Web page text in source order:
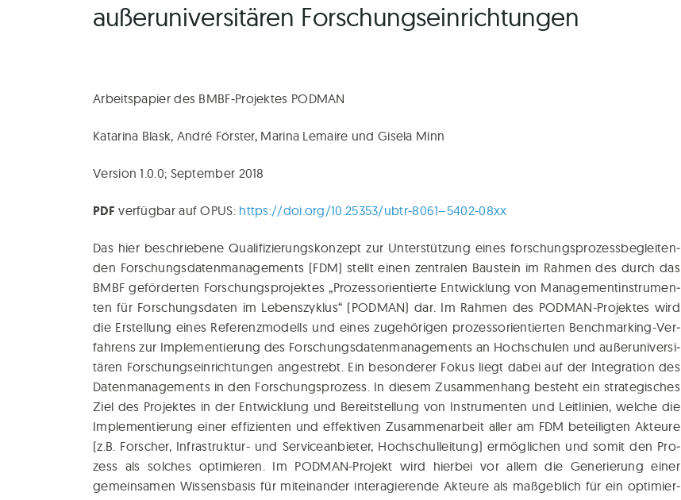
außeruniversitären Forschungseinrichtungen
Arbeits­pa­pier des BMBF-Pro­jek­tes PODMAN
Kata­ri­na Blask, André Förs­ter, Mari­na Lemai­re und Gise­la Minn
Ver­si­on 1.0.0; Sep­tem­ber 2018
PDF ver­füg­bar auf OPUS: https://doi.org/10.25353/ubtr-8061–5402-08xx
Das hier beschrie­be­ne Qua­li­fi­zie­rungs­kon­zept zur Unter­stüt­zung eines for­schungs­pro­zess­be­glei­ten­
den For­schungs­da­ten­ma­nage­ments (FDM) stellt einen zen­tra­len Bau­stein im Rah­men des durch das
BMBF geför­der­ten For­schungs­pro­jek­tes „Pro­zess­ori­en­tier­te Ent­wick­lung von Manage­men­tin­stru­men­
ten für For­schungs­da­ten im Lebens­zy­klus“ (PODMAN) dar. Im Rah­men des POD­MAN-Pro­jek­tes wird
die Erstel­lung eines Refe­renz­mo­dells und eines zuge­hö­ri­gen pro­zess­ori­en­tier­ten Bench­mar­king-Ver­
fah­rens zur Imple­men­tie­rung des For­schungs­da­ten­ma­nage­ments an Hoch­schu­len und außer­uni­ver­si­
tä­ren For­schungs­ein­rich­tun­gen ange­strebt. Ein beson­de­rer Fokus liegt dabei auf der Inte­gra­ti­on des
Daten­ma­nage­ments in den For­schungs­pro­zess. In die­sem Zusam­men­hang besteht ein stra­te­gi­sches
Ziel des Pro­jek­tes in der Ent­wick­lung und Bereit­stel­lung von Instru­men­ten und Leit­li­ni­en, wel­che die
Imple­men­tie­rung einer effi­zi­en­ten und effek­ti­ven Zusam­men­ar­beit aller am FDM betei­lig­ten Akteu­re
(z.B. For­scher, Infra­struk­tur- und Ser­vice­an­bie­ter, Hoch­schul­lei­tung) ermög­li­chen und somit den Pro­
zess als sol­ches opti­mie­ren. Im POD­MAN-Pro­jekt wird hier­bei vor allem die Gene­rie­rung einer
gemein­sa­men Wis­sens­ba­sis für mit­ein­an­der inter­agie­ren­de Akteu­re als maß­geb­lich für ein opti­mier­